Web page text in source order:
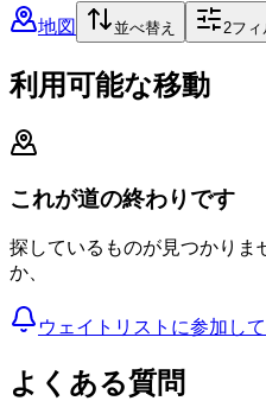
地図
並べ替え 2フィ
利用可能な移動
これが道の終わりです
探しているものが見つかりま
か、
ウェイトリストに参加し
よくある質問